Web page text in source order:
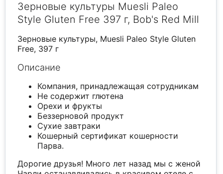
Зерновые культуры Muesli Paleo
Style Gluten Free 397 г, Bob's Red Mill
Зерновые культуры, Muesli Paleo Style Gluten
Free, 397 г
Описание
Компания, принадлежащая сотрудникам
Не содержит глютена
Орехи и фрукты
Беззерновой продукт
Сухие завтраки
Кошерный сертификат кошерности
Парва.
Дорогие друзья! Много лет назад мы с женой